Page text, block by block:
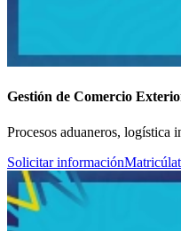
Gestión de Comercio
Procesos aduaneros, logística
Solicitar información